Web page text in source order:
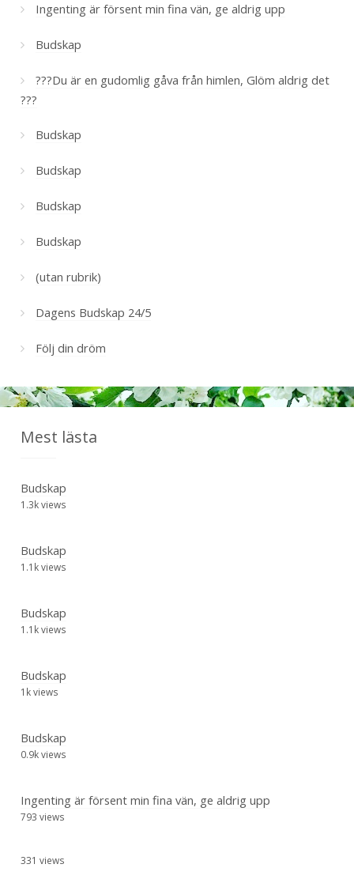
Ingenting är försent min fina vän, ge aldrig upp
Budskap
???Du är en gudomlig gåva från himlen, Glöm aldrig det
???
Budskap
Budskap
Budskap
Budskap
(utan rubrik)
Dagens Budskap 24/5
Följ din dröm
Mest lästa
Budskap
1.3k views
Budskap
1.1k views
Budskap
1.1k views
Budskap
1k views
Budskap
0.9k views
Ingenting är försent min fina vän, ge aldrig upp
793 views
331 views